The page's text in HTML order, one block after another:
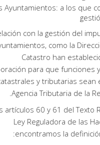
Ayuntamientos: a los que
con la gestión del
como la
Catastro han
para que funciones
y tributarias sean
Agencia Tributaria de la
artículos 60 y 61 del Texto
Ley Reguladora de las
encontramos la